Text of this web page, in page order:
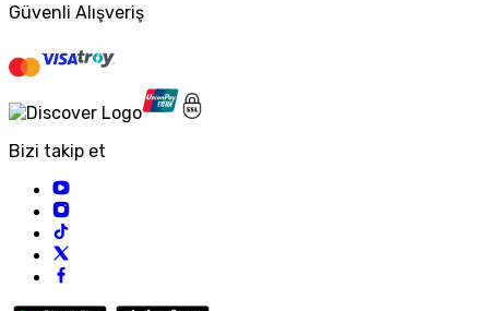
Güvenli Alışveriş
Bizi takip et